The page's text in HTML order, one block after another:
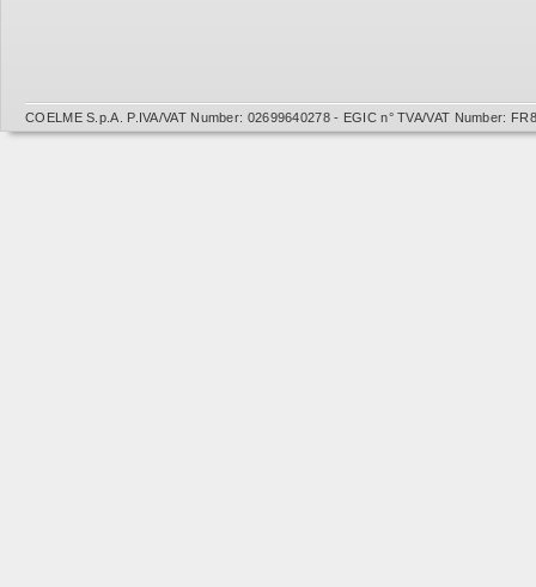
COELME S.p.A. P.IVA/VAT Number: 02699640278 - EGIC n° TVA/VAT Number: